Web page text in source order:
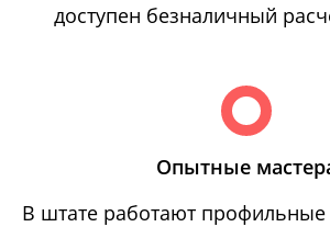
доступен безналичный
Опытные
В штате работают профильные